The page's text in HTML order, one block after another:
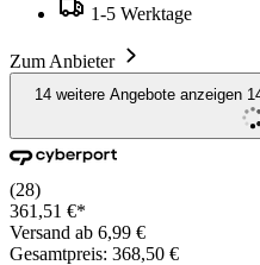
1-5 Werktage
Zum Anbieter
14 weitere Angebote anzeigen
(28)
361,51 €*
Versand ab 6,99 €
Gesamtpreis: 368,50 €